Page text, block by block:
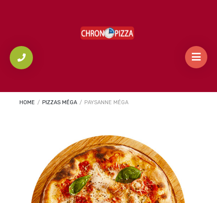
HOME / PIZZAS MÉGA / PAYSANNE MÉGA